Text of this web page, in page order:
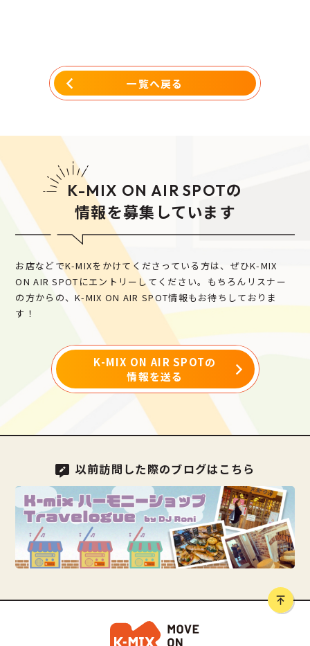
一覧へ戻る
K-MIX ON AIR SPOTの
情報を募集しています
お店などでK-MIXをかけてくださっている方は、ぜひK-MIX
ON AIR SPOTにエントリーしてください。 もちろんリスナー
の方からの、K-MIX ON AIR SPOT情報もお待ちしておりま
す！
K-MIX ON AIR SPOTの
情報を送る
以前訪問した際のブログはこちら